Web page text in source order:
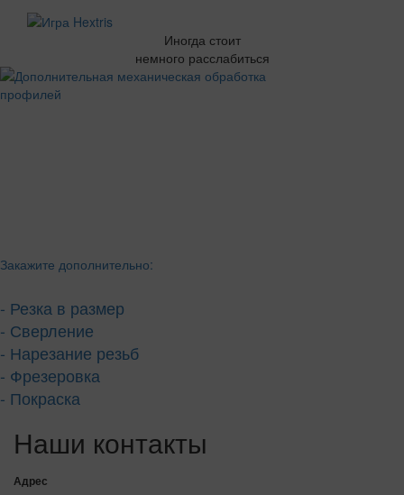
Иногда стоит
немного расслабиться
Закажите дополнительно:
- Резка в размер
- Сверление
- Нарезание резьб
- Фрезеровка
- Покраска
Наши контакты
Адрес